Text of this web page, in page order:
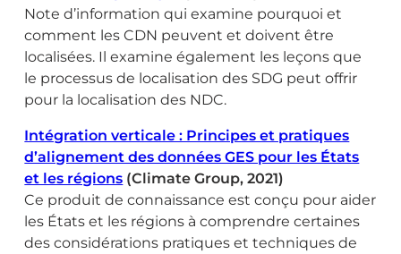
Note d’information qui examine pourquoi et
comment les CDN peuvent et doivent être
localisées. Il examine également les leçons que
le processus de localisation des SDG peut offrir
pour la localisation des NDC.
Intégration verticale : Principes et pratiques
d’alignement des données GES pour les États
et les régions (Climate Group, 2021)
Ce produit de connaissance est conçu pour aider
les États et les régions à comprendre certaines
des considérations pratiques et techniques de